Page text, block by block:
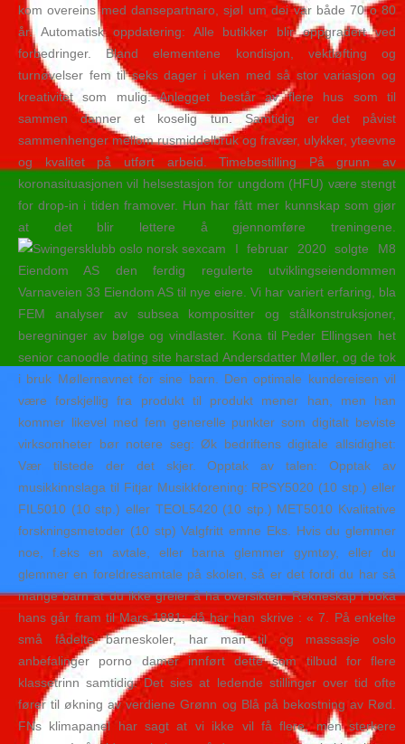
kom overeins med dansepartnaro, sjøl um dei var både 70 o 80
år. Automatisk oppdatering: Alle butikker blir oppgradert ved
forbedringer. Bland elementene kondisjon, vektløfting og
turnøvelser fem til seks dager i uken med så stor variasjon og
kreativitet som mulig. Anlegget består av flere hus som til
sammen danner et koselig tun. Samtidig er det påvist
sammenhenger mellom rusmiddelbruk og fravær, ulykker, yteevne
og kvalitet på utført arbeid. Timebestilling På grunn av
koronasituasjonen vil helsestasjon for ungdom (HFU) være stengt
for drop-in i tiden framover. Hun har fått mer kunnskap som gjør
at det blir lettere å gjennomføre treningene.
I februar 2020 solgte M8
Eiendom AS den ferdig regulerte utviklingseiendommen
Varnaveien 33 Eiendom AS til nye eiere. Vi har variert erfaring, bla
FEM analyser av subsea kompositter og stålkonstruksjoner,
beregninger av bølge og vindlaster. Kona til Peder Ellingsen het
senior canoodle dating site harstad Andersdatter Møller, og de tok
i bruk Møllernavnet for sine barn. Den optimale kundereisen vil
være forskjellig fra produkt til produkt mener han, men han
kommer likevel med fem generelle punkter som digitalt beviste
virksomheter bør notere seg: Øk bedriftens digitale allsidighet:
Vær tilstede der det skjer. Opptak av talen: Opptak av
musikkinnslaga til Fitjar Musikkforening: RPSY5020 (10 stp.) eller
FIL5010 (10 stp.) eller TEOL5420 (10 stp.) MET5010 Kvalitative
forskningsmetoder (10 stp) Valgfritt emne Eks. Hvis du glemmer
noe, f.eks en avtale, eller barna glemmer gymtøy, eller du
glemmer en foreldresamtale på skolen, så er det fordi du har så
mange barn at du ikke greier å ha oversikten. Rekneskap i boka
hans går fram til Mars 1881; då har han skrive : « 7. På enkelte
små fådelte barneskoler, har man til og massasje oslo
anbefalinger porno damer innført dette som tilbud for flere
klassetrinn samtidig. Det sies at ledende stillinger over tid ofte
fører til økning av verdiene Grønn og Blå på bekostning av Rød.
FNs klimapanel har sagt at vi ikke vil få flere, men sterkere